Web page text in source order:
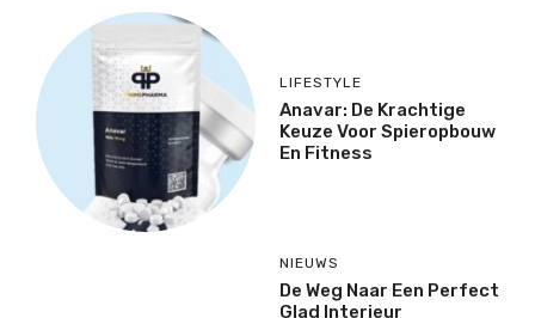
LIFESTYLE
Anavar: De Krachtige
Keuze Voor Spieropbouw
En Fitness
NIEUWS
De Weg Naar Een Perfect
Glad Interieur